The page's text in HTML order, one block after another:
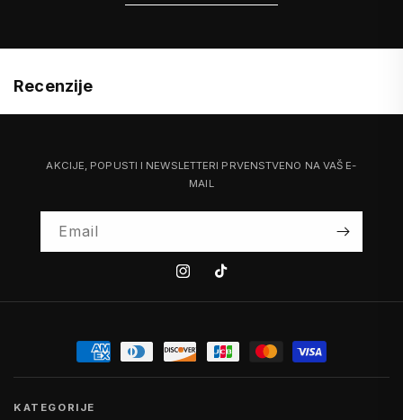
Recenzije
AKCIJE, POPUSTI I NEWSLETTERI PRVENSTVENO NA VAŠ E-
MAIL
Email
InstagramTiktok
KATEGORIJE